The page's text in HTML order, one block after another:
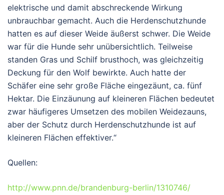
elektrische und damit abschreckende Wirkung
unbrauchbar gemacht. Auch die Herdenschutzhunde
hatten es auf dieser Weide äußerst schwer. Die Weide
war für die Hunde sehr unübersichtlich. Teilweise
standen Gras und Schilf brusthoch, was gleichzeitig
Deckung für den Wolf bewirkte. Auch hatte der
Schäfer eine sehr große Fläche eingezäunt, ca. fünf
Hektar. Die Einzäunung auf kleineren Flächen bedeutet
zwar häufigeres Umsetzen des mobilen Weidezauns,
aber der Schutz durch Herdenschutzhunde ist auf
kleineren Flächen effektiver.“
Quellen:
http://www.pnn.de/brandenburg-berlin/1310746/